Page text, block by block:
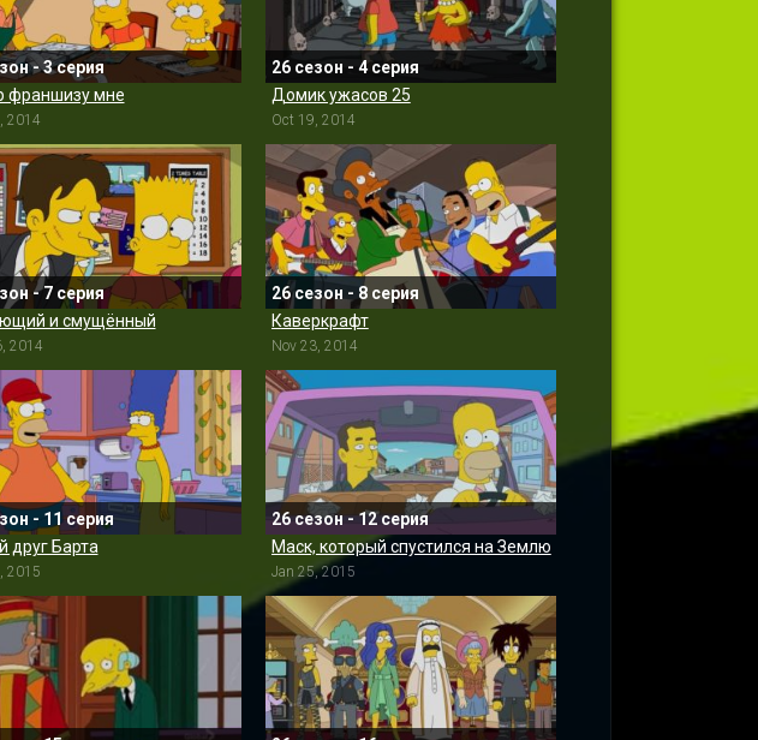
- 3 серия
франшизу мне
2014
26 сезон - 4 серия
Домик ужасов 25
Oct 19, 2014
- 7 серия
и смущённый
2014
26 сезон - 8 серия
Каверкрафт
Nov 23, 2014
- 11 серия
друг Барта
2015
26 сезон - 12 серия
Маск, который спустился на Землю
Jan 25, 2015